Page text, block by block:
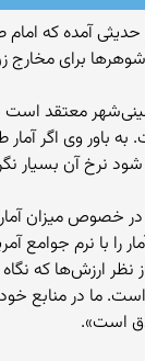
آمده که
برای مخارج
معتقد
نرخ آن بسیار
خصوص میزان آمار
را با نرم جوامع
نظر ارزش‌ها که
ما در منابع
است».